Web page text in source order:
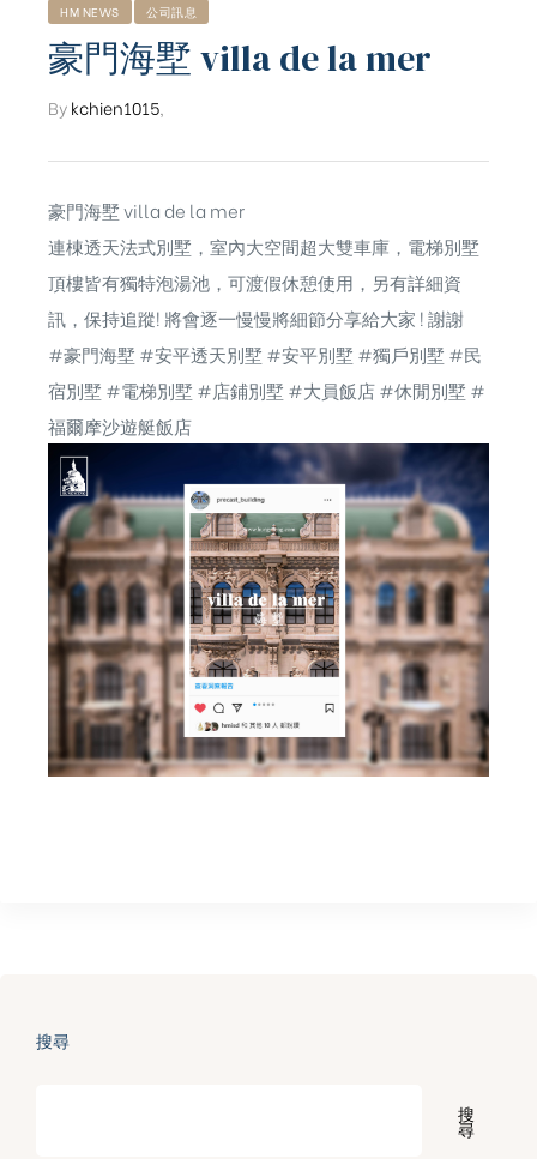
HM NEWS 公司訊息
豪門海墅 villa de la mer
Bykchien1015
豪門海墅 villa de la mer
連棟透天法式別墅，室內大空間超大雙車庫，電梯別墅
頂樓皆有獨特泡湯池，可渡假休憩使用，另有詳細資
訊，保持追蹤! 將會逐一慢慢將細節分享給大家 ! 謝謝
#豪門海墅 #安平透天別墅 #安平別墅 #獨戶別墅 #民
宿別墅 #電梯別墅 #店鋪別墅 #大員飯店#休閒別墅 #
福爾摩沙遊艇飯店
搜尋
搜
尋
含日本